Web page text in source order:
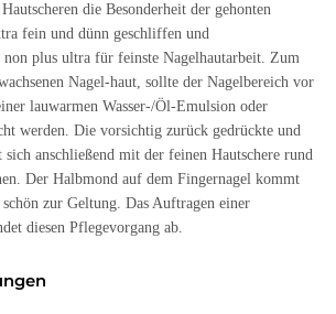
die Besonderheit der gehonten
fein und dünn geschliffen und
non plus ultra für feinste Nagelhautarbeit. Zum
Nagel-haut, sollte der Nagelbereich vor
lauwarmen Wasser-/Öl-Emulsion oder
werden. Die vorsichtig zurück gedrückte und
sich anschließend mit der feinen Hautschere rund
Der Halbmond auf dem Fingernagel kommt
zur Geltung. Das Auftragen einer
diesen Pflegevorgang ab.